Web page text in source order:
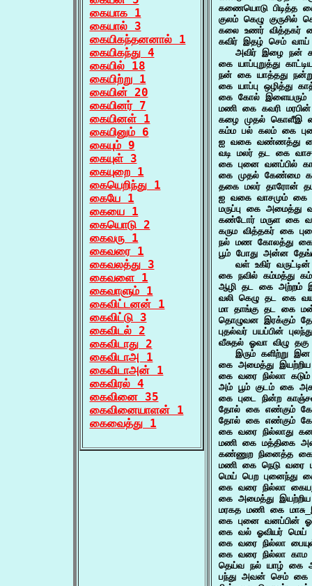
கையாக 1
கையால் 3
கையிகந்தனனால் 1
கையிகந்து 4
கையில் 18
கையிற்று 1
கையின் 20
கையினர் 7
கையினள் 1
கையினும் 6
கையும் 9
கையுள் 3
கையுறை 1
கையெறிந்து 1
கையே 1
கையை 1
கையொடு 2
கைவரு 1
கைவரை 1
கைவலத்து 3
கைவளை 1
கைவாளும் 1
கைவிட்டனன் 1
கைவிட்டு 3
கைவிடல் 2
கைவிடாது 2
கைவிடாஅ 1
கைவிடாஅன் 1
கைவிரல் 4
கைவினை 35
கைவினையாளன் 1
கைவைத்து 1
கணையொடு
குலம் கெழு
கலை உணர் வித்தகர்
கவிர் இதழ் செம்
அவிர் இழை நன்
கை யாப்புறுத்து
நன் கை யாத்தது
கை யாப்பு ஒழித்து
கை கோல் இளையரும்
மணி கை கவரி
கழை முதல் கொளீஇ
கம்ம பல் கலம் கை
ஐ வகை வண்ணத்து
வடி மலர் தட கை
கை புனை வனப்பில்
கை முதல் கேண்மை
தகை மலர் தாரோன்
ஐ வகை வாசமும் கை
மருப்பு கை
கண்டோர் மருள கை
கரும வித்தகர் கை
நல் மண கோலத்து
பூம் போது அன்ன
வள் உகிர்
கை நவில் கம்மத்து
ஆழி தட கை
வலி கெழு தட கை
மா தாங்கு தட கை
தொழுவன இரக்கும்
புதல்வர் பயப்பின்
வீசுதல் ஓவா விழு
இரும் களிற்று இன
கை அமைத்து
கை வரை நில்லா
அம் பூம் குடம் கை
கை புடை நின்ற
தோல் கை எண்கும்
தோல் கை எண்கும்
கை வரை நில்லாது
மணி கை மத்திகை
கண்ணுற நினைத்த
மணி கை நெடு
மெய் பெற புனைந்து
கை வரை நில்லா
கை அமைத்து
மரகத மணி கை
கை புனை
கை வல் ஓவியர் மெய்
கை வரை நில்லா
கை வரை நில்லா
தெய்வ நல் யாழ் கை
பந்து அவன் செம் கை